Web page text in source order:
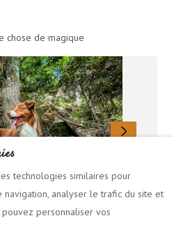
chose de magique
technologies similaires pour
analyser le trafic du site et
personnaliser vos